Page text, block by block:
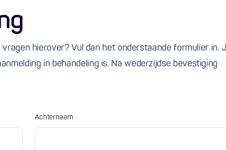
hierover? Vul dan het onderstaande formulier in.
in behandeling is. Na wederzijdse bevestiging
Achternaam